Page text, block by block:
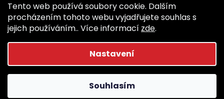
Tento web používá soubory cookie. Dalším
procházením tohoto webu vyjadřujete souhlas s
jejich používáním.. Více informací zde.
Nastavení
Souhlasím
Facebook
Vytvořil Shoptet
Běž.cz. Všechna práva vyhrazena.